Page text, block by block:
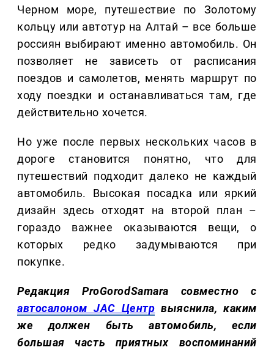
Черном море, путешествие по Золотому
кольцу или автотур на Алтай – все больше
россиян выбирают именно автомобиль. Он
позволяет не зависеть от расписания
поездов и самолетов, менять маршрут по
ходу поездки и останавливаться там, где
действительно хочется.
Но уже после первых нескольких часов в
дороге становится понятно, что для
путешествий подходит далеко не каждый
автомобиль. Высокая посадка или яркий
дизайн здесь отходят на второй план –
гораздо важнее оказываются вещи, о
которых редко задумываются при
покупке.
Редакция ProGorodSamara совместно с
автосалоном JAC Центр выяснила, каким
же должен быть автомобиль, если
большая часть приятных воспоминаний